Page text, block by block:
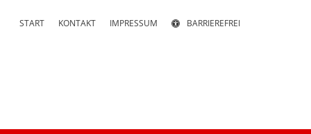
START KONTAKT IMPRESSUM BARRIEREFREI